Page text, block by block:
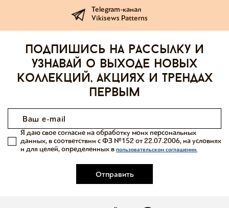
Telegram-канал
Vikisews Patterns
Подпишись на рассылку и
узнавай о выходе новых
коллекций, акциях и трендах
первым
Отправить
Я даю свое согласие на обработку моих персональных
данных, в соответствии с ФЗ №152 от 22.07.2006, на условиях
и для целей, определенных в пользовательском соглашении.